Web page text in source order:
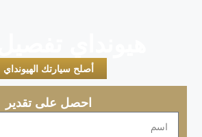
أصلح سيارتك الهيونداي
احصل على تقدير